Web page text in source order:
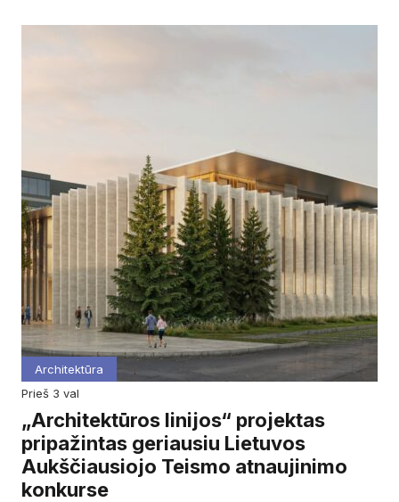
Architektūra
prieš 3 val
„Architektūros linijos“ projektas
pripažintas geriausiu Lietuvos
Aukščiausiojo Teismo atnaujinimo
konkurse